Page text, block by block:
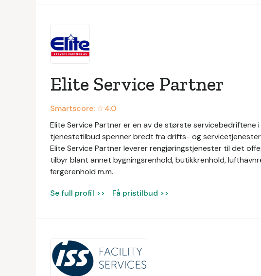
Elite Service Partner
Smartscore: ☆4.0
Elite Service Partner er en av de største servicebedriftene
tjenestetilbud spenner bredt fra drifts- og
Elite Service Partner leverer rengjøringstjenester til det
tilbyr blant annet bygningsrenhold, butikkrenhold,
fergerenhold m.m.
Se full profil >> Få pristilbud >>